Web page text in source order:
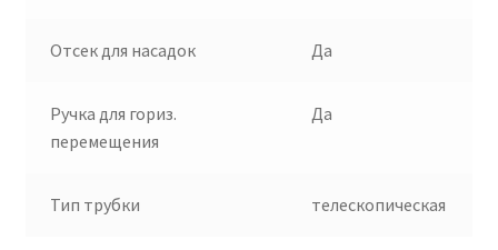
Отсек для насадок Да
Ручка для гориз.
перемещения
Да
Тип трубки телескопическая